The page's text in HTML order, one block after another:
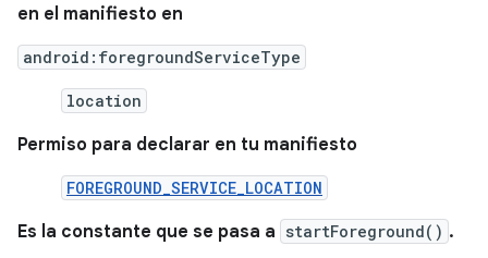
en el manifiesto en
android:foregroundServiceType
location
Permiso para declarar en tu manifiesto
FOREGROUND_SERVICE_LOCATION
Es la constante que se pasa a startForeground() .